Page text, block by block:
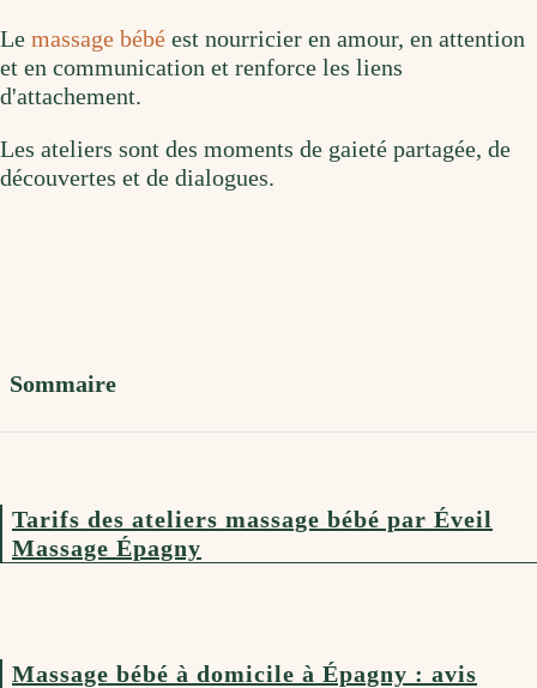
Le massage bébé est nourricier en amour, en attention
et en communication et renforce les liens
d'attachement.
Les ateliers sont des moments de gaieté partagée, de
découvertes et de dialogues.
Sommaire
Tarifs des ateliers massage bébé par Éveil
Massage Épagny
Massage bébé à domicile à Épagny : avis